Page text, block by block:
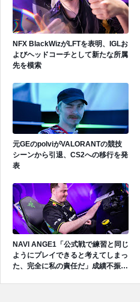
NFX BlackWizがLFTを表明、IGLお
よびヘッドコーチとして新たな所属
先を模索
元GEのpolviがVALORANTの競技
シーンから引退、CS2への移行を発
表
NAVI ANGE1「公式戦で練習と同じ
ようにプレイできると考えてしまっ
た、完全に私の責任だ」成績不振を